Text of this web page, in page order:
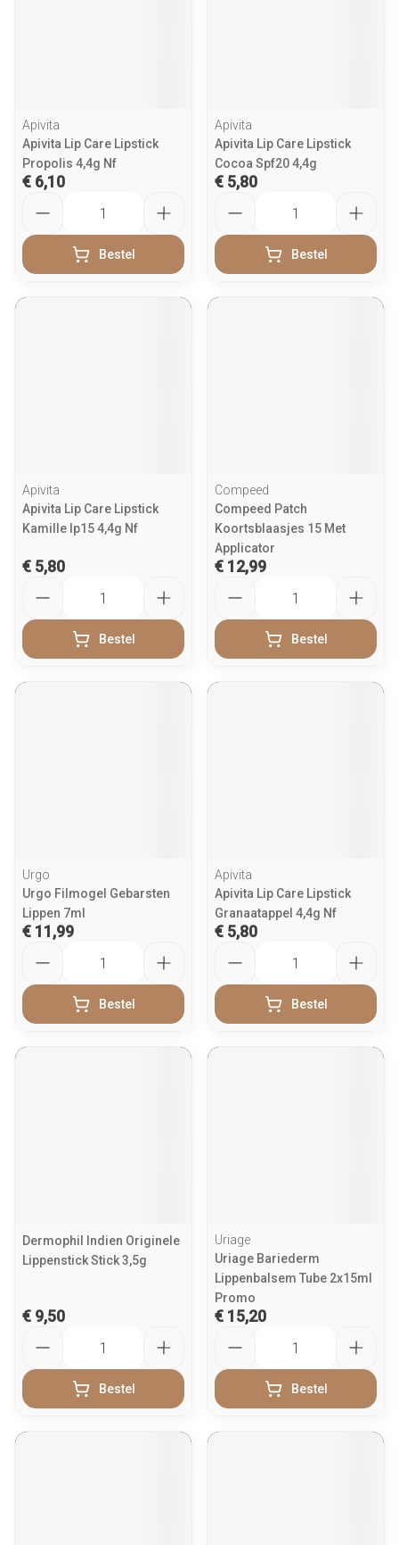
Apivita
Apivita Lip Care Lipstick
Propolis 4,4g Nf
€ 6,10
Bestel
Apivita
Apivita Lip Care Lipstick
Cocoa Spf20 4,4g
€ 5,80
Bestel
Apivita
Apivita Lip Care Lipstick
Kamille Ip15 4,4g Nf
€ 5,80
Bestel
Compeed
Compeed Patch
Koortsblaasjes 15 Met
Applicator
€ 12,99
Bestel
Urgo
Urgo Filmogel Gebarsten
Lippen 7ml
€ 11,99
Bestel
Apivita
Apivita Lip Care Lipstick
Granaatappel 4,4g Nf
€ 5,80
Bestel
Dermophil Indien Originele
Lippenstick Stick 3,5g
€ 9,50
Bestel
Uriage
Uriage Bariederm
Lippenbalsem Tube 2x15ml
Promo
€ 15,20
Bestel